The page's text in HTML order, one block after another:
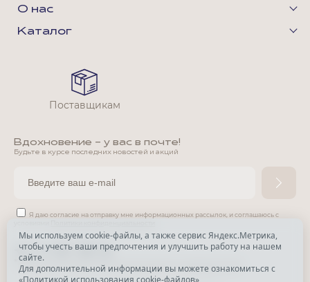
О нас
Каталог
Вдохновение - у вас в почте!
Будьте в курсе последних новостей и акций
Я даю согласие на отправку мне информационных рассылок, и соглашаюсь с
*
Признана экстремистской организацией и запрещена в РФ.
Поставщикам
Мы используем cookie-файлы, а также сервис Яндекс.Метрика,
чтобы учесть ваши предпочтения и улучшить работу на нашем
сайте.
Для дополнительной информации вы можете ознакомиться с